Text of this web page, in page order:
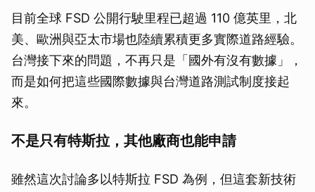
目前全球 FSD 公開行駛里程已超過 110 億英里，北
美、歐洲與亞太市場也陸續累積更多實際道路經驗。
台灣接下來的問題，不再只是「國外有沒有數據」，
而是如何把這些國際數據與台灣道路測試制度接起
來。
不是只有特斯拉，其他廠商也能申請
雖然這次討論多以特斯拉 FSD 為例，但這套新技術